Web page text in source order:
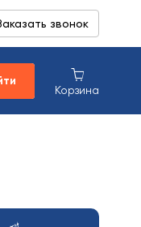
звонок
Корзина